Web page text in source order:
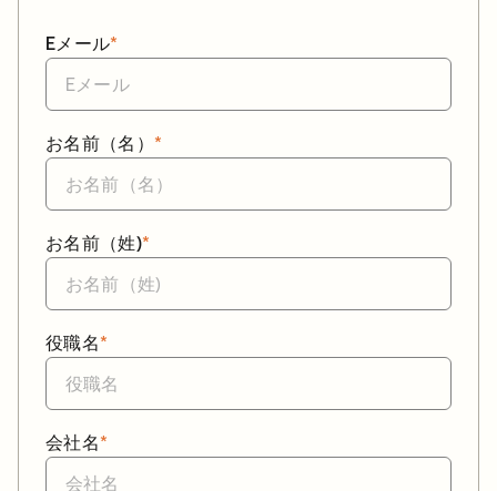
*
Eメール
*
お名前（名）
*
お名前（姓)
*
役職名
*
会社名